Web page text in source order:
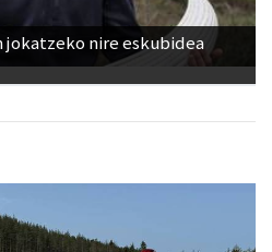
jokatzeko nire eskubidea